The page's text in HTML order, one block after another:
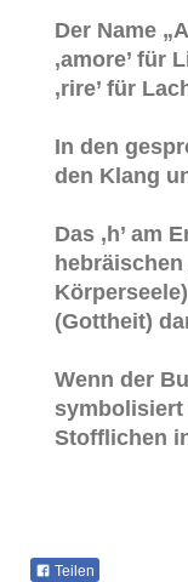
Der Name
‚amore’ für
‚rire’ für
In den
den Klang
Das ‚h’ am
(Gottheit)
Wenn der
symbolisiert
Stofflichen
Teilen